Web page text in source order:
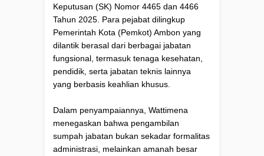
Keputusan (SK) Nomor 4465 dan 4466
Tahun 2025. Para pejabat dilingkup
Pemerintah Kota (Pemkot) Ambon yang
dilantik berasal dari berbagai jabatan
fungsional, termasuk tenaga kesehatan,
pendidik, serta jabatan teknis lainnya
yang berbasis keahlian khusus.
Dalam penyampaiannya, Wattimena
menegaskan bahwa pengambilan
sumpah jabatan bukan sekadar formalitas
administrasi, melainkan amanah besar